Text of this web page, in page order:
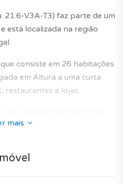
21.6-V3A-T3) faz parte de um
está localizada na região
consiste em 26 habitações
em Altura a uma curta
restaurantes e lojas.
cujo design de interiores
proprietários, com um bom
mais